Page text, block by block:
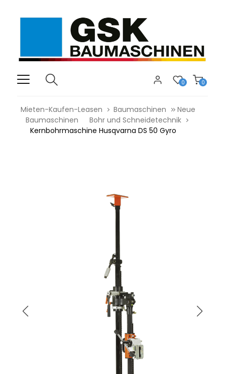
0
0
Mieten-Kaufen-Leasen Baumaschinen
Neue
Baumaschinen
Bohr und Schneidetechnik
Kernbohrmaschine Husqvarna DS 50 Gyro